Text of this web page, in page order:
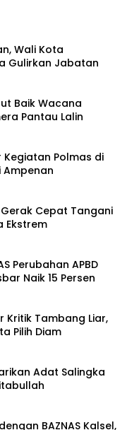
Wali Kota
Gulirkan Jabatan
Baik Wacana
Pantau Lalin
Kegiatan Polmas di
Ampenan
Cepat Tangani
Ekstrem
Perubahan APBD
Naik 15 Persen
Kritik Tambang Liar,
Pilih Diam
Adat Salingka
BAZNAS Kalsel,